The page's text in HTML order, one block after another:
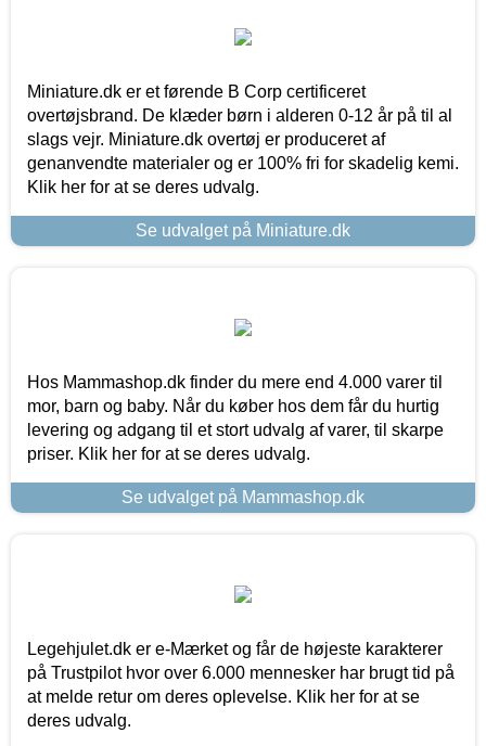
Miniature.dk er et førende B Corp certificeret
overtøjsbrand. De klæder børn i alderen 0-12 år på til al
slags vejr. Miniature.dk overtøj er produceret af
genanvendte materialer og er 100% fri for skadelig kemi.
Klik her for at se deres udvalg.
Se udvalget på Miniature.dk
Hos Mammashop.dk finder du mere end 4.000 varer til
mor, barn og baby. Når du køber hos dem får du hurtig
levering og adgang til et stort udvalg af varer, til skarpe
priser. Klik her for at se deres udvalg.
Se udvalget på Mammashop.dk
Legehjulet.dk er e-Mærket og får de højeste karakterer
på Trustpilot hvor over 6.000 mennesker har brugt tid på
at melde retur om deres oplevelse. Klik her for at se
deres udvalg.